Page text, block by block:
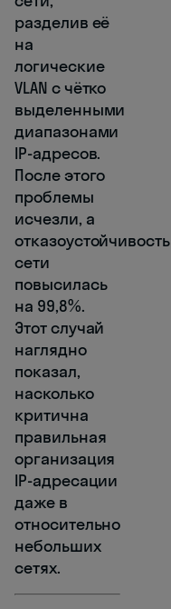
разделив её
на
логические
VLAN с чётко
выделенными
диапазонами
IP-адресов.
После этого
проблемы
исчезли, а
отказоустойчивость
сети
повысилась
на 99,8%.
Этот случай
наглядно
показал,
насколько
критична
правильная
организация
IP-адресации
даже в
относительно
небольших
сетях.